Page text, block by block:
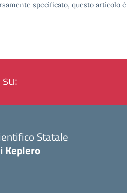
specificato, questo articolo
Statale
Keplero